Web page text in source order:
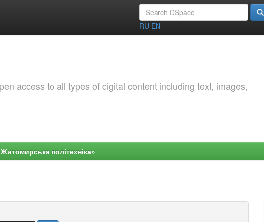
RU EN
access to all types of digital content including text, images,
політехніка»